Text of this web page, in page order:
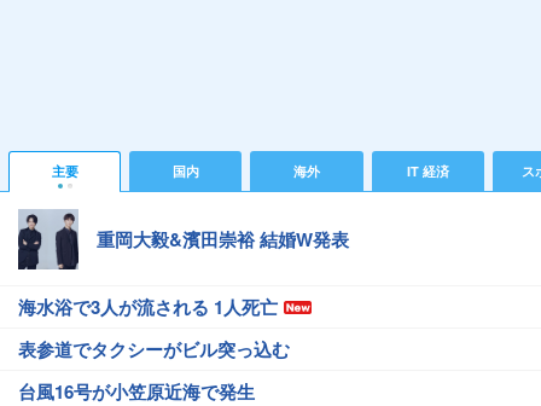
主要 国内 海外 IT 経済 ス
重岡大毅&濱田崇裕 結婚W発表
海水浴で3人が流される 1人死亡
表参道でタクシーがビル突っ込む
台風16号が小笠原近海で発生